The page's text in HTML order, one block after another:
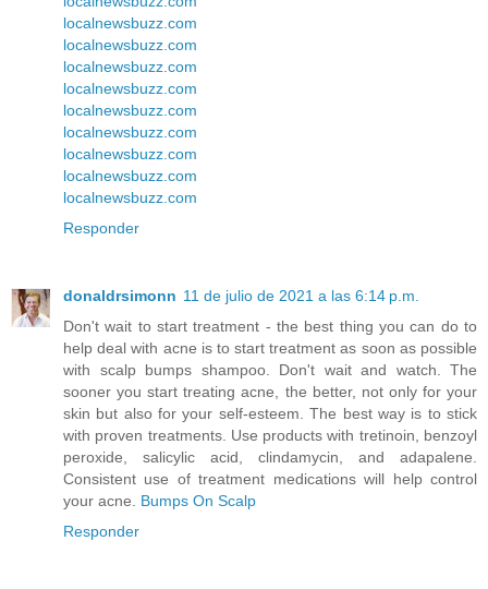
localnewsbuzz.com
localnewsbuzz.com
localnewsbuzz.com
localnewsbuzz.com
localnewsbuzz.com
localnewsbuzz.com
localnewsbuzz.com
localnewsbuzz.com
localnewsbuzz.com
Responder
donaldrsimonn 11 de julio de 2021 a las 6:14 p.m.
Don't wait to start treatment - the best thing you can do to
help deal with acne is to start treatment as soon as possible
with scalp bumps shampoo. Don't wait and watch. The
sooner you start treating acne, the better, not only for your
skin but also for your self-esteem. The best way is to stick
with proven treatments. Use products with tretinoin, benzoyl
peroxide, salicylic acid, clindamycin, and adapalene.
Consistent use of treatment medications will help control
your acne. Bumps On Scalp
Responder